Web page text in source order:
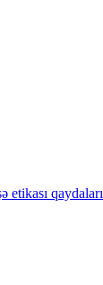
etikası qaydaları